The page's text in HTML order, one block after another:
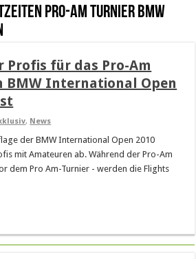
Pro-Am Turnier BMW
Profis für das Pro-Am
BMW International Open
, News
der BMW International Open 2010
mit Amateuren ab. Während der Pro-Am
dem Pro Am-Turnier - werden die Flights